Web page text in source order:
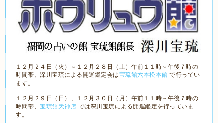
１２月２４日（火）～１２月２８日（土）午前１１時～午後７時の
時間帯、深川宝琉による開運鑑定会は宝琉館六本松本館 で行ってい
ます。
１２月２９日（日）、１２月３０日（月）午前１１時～午後７時の
時間帯、宝琉館天神店 では深川宝琉による開運鑑定を行っていま
す。